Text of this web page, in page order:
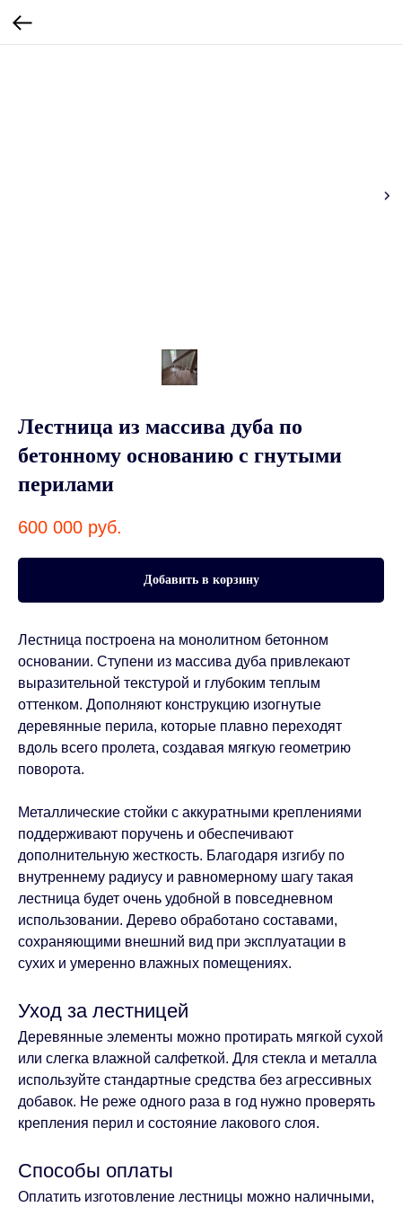
Лестница из массива дуба по
бетонному основанию с гнутыми
перилами
600 000 руб.
Добавить в корзину
Лестница построена на монолитном бетонном
основании. Ступени из массива дуба привлекают
выразительной текстурой и глубоким теплым
оттенком. Дополняют конструкцию изогнутые
деревянные перила, которые плавно переходят
вдоль всего пролета, создавая мягкую геометрию
поворота.
Металлические стойки с аккуратными креплениями
поддерживают поручень и обеспечивают
дополнительную жесткость. Благодаря изгибу по
внутреннему радиусу и равномерному шагу такая
лестница будет очень удобной в повседневном
использовании. Дерево обработано составами,
сохраняющими внешний вид при эксплуатации в
сухих и умеренно влажных помещениях.
Уход за лестницей
Деревянные элементы можно протирать мягкой сухой
или слегка влажной салфеткой. Для стекла и металла
используйте стандартные средства без агрессивных
добавок. Не реже одного раза в год нужно проверять
крепления перил и состояние лакового слоя.
Способы оплаты
Оплатить изготовление лестницы можно наличными,